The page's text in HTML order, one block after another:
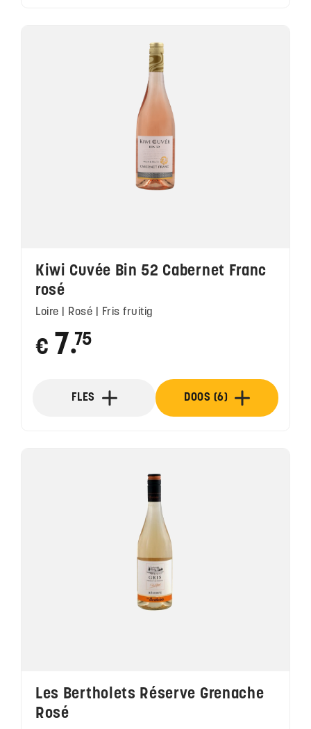
Kiwi Cuvée Bin 52 Cabernet Franc
rosé
Loire | Rosé | Fris fruitig
€ 7 ●
75
FLES DOOS (6)
Les Bertholets Réserve Grenache
Rosé